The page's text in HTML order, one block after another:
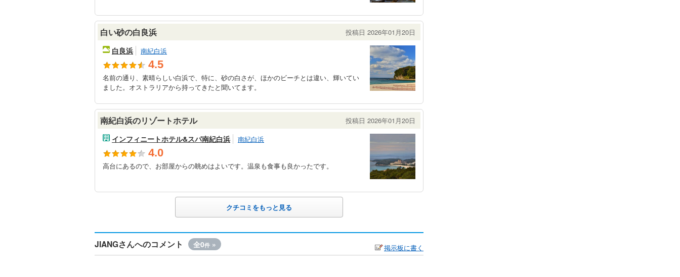
白い砂の白良浜 投稿日 2026年01月20日
白良浜 南紀白浜
4.5
名前の通り、素晴らしい白浜で、特に、砂の白さが、ほかのビーチとは違い、輝いてい
ました。オストラリアから持ってきたと聞いてます。
南紀白浜のリゾートホテル 投稿日 2026年01月20日
インフィニートホテル&スパ南紀白浜 南紀白浜
4.0
高台にあるので、お部屋からの眺めはよいです。温泉も食事も良かったです。
クチコミをもっと見る
JIANGさんへのコメント 全0件 » 掲示板に書く